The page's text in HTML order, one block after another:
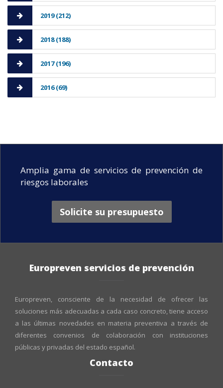
2019 (212)
2018 (188)
2017 (196)
2016 (69)
Amplia gama de servicios de prevención de
riesgos laborales
Solicite su presupuesto
Europreven servicios de prevención
Europreven, consciente de la necesidad de ofrecer las
soluciones más adecuadas a cada caso concreto, tiene acceso
a las últimas novedades en materia preventiva a través de
diferentes convenios de colaboración con instituciones
públicas y privadas del estado español.
Contacto